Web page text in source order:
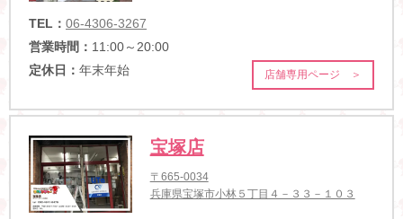
TEL： 06-4306-3267
営業時間： 11:00～20:00
定休日： 年末年始 店舗専用ページ ＞
宝塚店
〒665-0034
兵庫県宝塚市小林５丁目４－３３－１０３